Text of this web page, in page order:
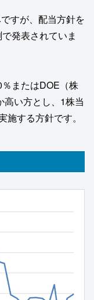
すが、配当方針を
発表されていま
またはDOE（株
高い方とし、1株当
する方針です。